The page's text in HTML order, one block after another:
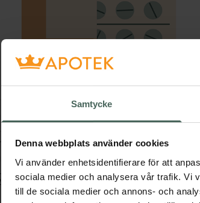
Samtycke
Denna webbplats använder cookies
Vi använder enhetsidentifierare för att
sociala medier och analysera vår trafik. Vi
till de sociala medier och annons- och
bipacksedeln innan användning.